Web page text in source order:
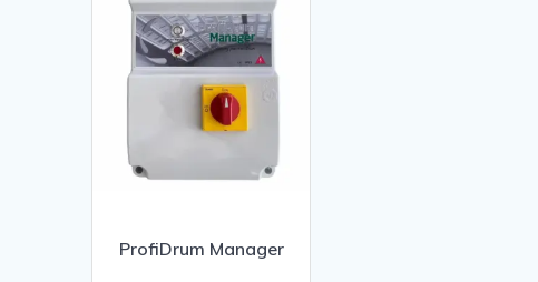
ProfiDrum Manager